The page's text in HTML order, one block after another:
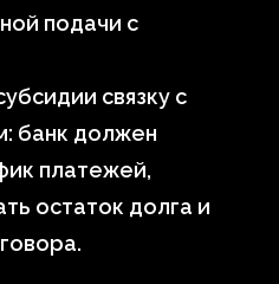
подачи с
связку с
банк должен
платежей,
остаток долга и